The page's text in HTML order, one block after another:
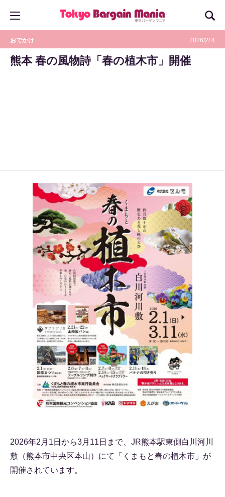
おでかけ 2026/2/ 4
熊本 春の風物詩「春の植木市」開催
2026年2月1日から3月11日まで、JR熊本駅東側白川河川
敷（熊本市中央区本山）にて「くまもと春の植木市」が
開催されています。